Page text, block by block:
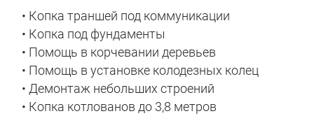
• Копка траншей под коммуникации
• Копка под фундаменты
• Помощь в корчевании деревьев
• Помощь в установке колодезных колец
• Демонтаж небольших строений
• Копка котлованов до 3,8 метров